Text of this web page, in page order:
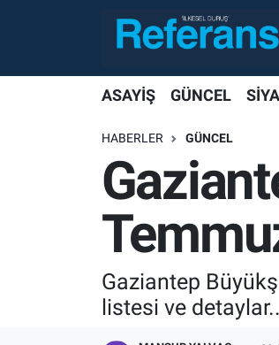
ASAYİŞ GÜNCEL
HABERLER GÜNCEL
Gaziantep
listesi ve